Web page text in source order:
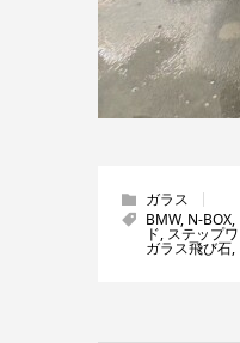
ガラス
BMW, N-BOX,
ド, ステップ
ガラス飛び石,